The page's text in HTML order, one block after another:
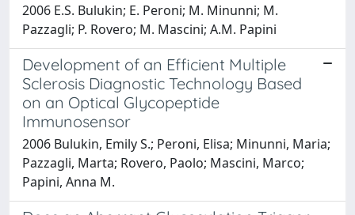
2006 E.S. Bulukin; E. Peroni; M. Minunni; M.
Pazzagli; P. Rovero; M. Mascini; A.M. Papini
Development of an Efficient Multiple
Sclerosis Diagnostic Technology Based
on an Optical Glycopeptide
Immunosensor
2006 Bulukin, Emily S.; Peroni, Elisa; Minunni, Maria;
Pazzagli, Marta; Rovero, Paolo; Mascini, Marco;
Papini, Anna M.